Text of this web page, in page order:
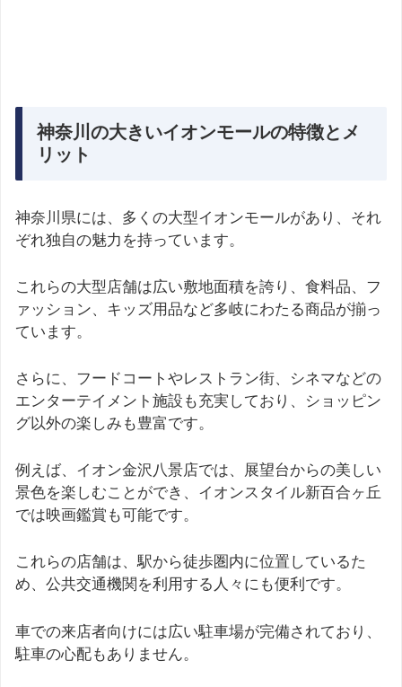
神奈川の大きいイオンモールの特徴とメ
リット
神奈川県には、多くの大型イオンモールがあり、それ
ぞれ独自の魅力を持っています。
これらの大型店舗は広い敷地面積を誇り、食料品、フ
ァッション、キッズ用品など多岐にわたる商品が揃っ
ています。
さらに、フードコートやレストラン街、シネマなどの
エンターテイメント施設も充実しており、ショッピン
グ以外の楽しみも豊富です。
例えば、イオン金沢八景店では、展望台からの美しい
景色を楽しむことができ、イオンスタイル新百合ヶ丘
では映画鑑賞も可能です。
これらの店舗は、駅から徒歩圏内に位置しているた
め、公共交通機関を利用する人々にも便利です。
車での来店者向けには広い駐車場が完備されており、
駐車の心配もありません。